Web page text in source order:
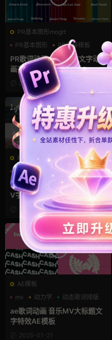
PR基本图形mogrt
PR基本图形
PR字幕模板
动态歌词排版
PR歌词动画 18个流体文字动
画有趣标题Pr模板素材
2025-09-22
FCPX发生器
mv
字幕模板 手绘风
20组流体线条手写歌词动画M
V字体fcpx插件
2025-03-12
AE模板
mv
动力学 动态歌词排版
ae歌词动画 音乐MV大标题文
字特效AE模板
2025-01-21